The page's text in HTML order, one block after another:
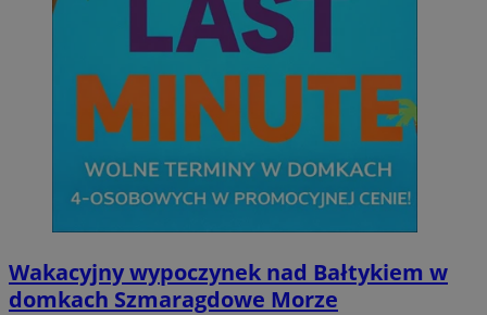
Wakacyjny wypoczynek nad Bałtykiem w
domkach Szmaragdowe Morze